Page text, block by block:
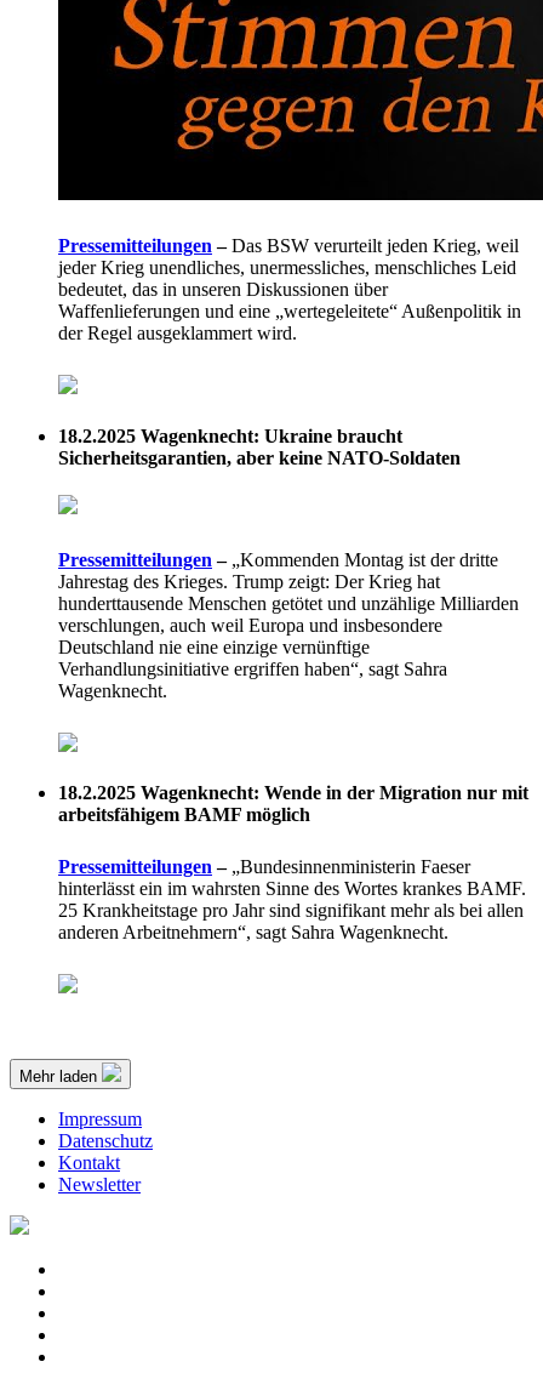
Pressemitteilungen–Das BSW verurteilt jeden Krieg, weil
jeder Krieg unendliches, unermessliches, menschliches Leid
bedeutet, das in unseren Diskussionen über
Waffenlieferungen und eine „wertegeleitete“ Außenpolitik in
der Regel ausgeklammert wird.
18.2.2025 Wagenknecht: Ukraine braucht
Sicherheitsgarantien, aber keine NATO-Soldaten
Pressemitteilungen –„Kommenden Montag ist der dritte
Jahrestag des Krieges. Trump zeigt: Der Krieg hat
hunderttausende Menschen getötet und unzählige Milliarden
verschlungen, auch weil Europa und insbesondere
Deutschland nie eine einzige vernünftige
Verhandlungsinitiative ergriffen haben“, sagt Sahra
Wagenknecht.
18.2.2025 Wagenknecht: Wende in der Migration nur mit
arbeitsfähigem BAMF möglich
Pressemitteilungen –„Bundesinnenministerin Faeser
hinterlässt ein im wahrsten Sinne des Wortes krankes BAMF.
25 Krankheitstage pro Jahr sind signifikant mehr als bei allen
anderen Arbeitnehmern“, sagt Sahra Wagenknecht.
Mehr laden
Impressum
Datenschutz
Kontakt
Newsletter